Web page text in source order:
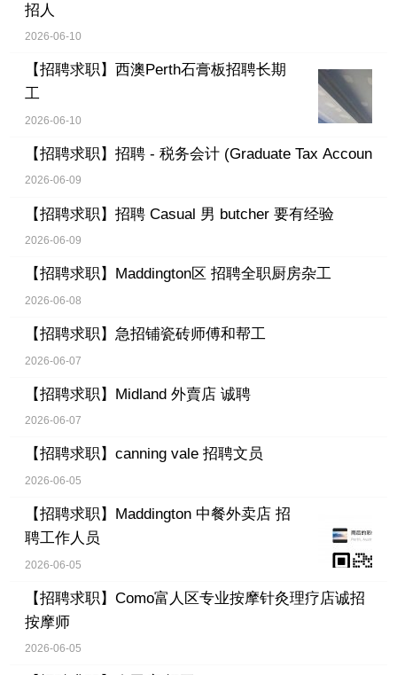
招人
2026-06-10
【招聘求职】 西澳Perth石膏板招聘长期
工
2026-06-10
【招聘求职】 招聘 - 税务会计 (Graduate Tax Accoun
2026-06-09
【招聘求职】 招聘 Casual 男 butcher 要有经验
2026-06-09
【招聘求职】 Maddington区 招聘全职厨房杂工
2026-06-08
【招聘求职】 急招铺瓷砖师傅和帮工
2026-06-07
【招聘求职】 Midland 外賣店 诚聘
2026-06-07
【招聘求职】 canning vale 招聘文员
2026-06-05
【招聘求职】 Maddington 中餐外卖店 招
聘工作人员
2026-06-05
【招聘求职】 Como富人区专业按摩针灸理疗店诚招
按摩师
2026-06-05